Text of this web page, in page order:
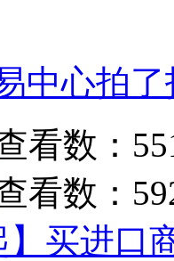
中心拍
看数：
看数：
】买进口